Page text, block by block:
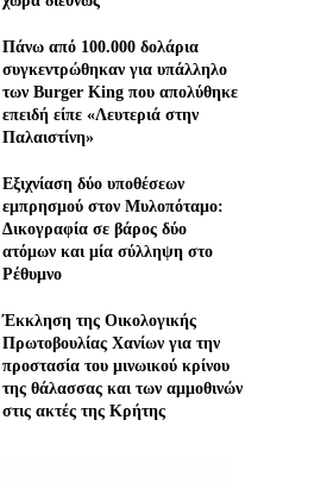
Πάνω από 100.000 δολάρια
συγκεντρώθηκαν για υπάλληλο
των Burger King που απολύθηκε
επειδή είπε «Λευτεριά στην
Παλαιστίνη»
Εξιχνίαση δύο υποθέσεων
εμπρησμού στον Μυλοπόταμο:
Δικογραφία σε βάρος δύο
ατόμων και μία σύλληψη στο
Ρέθυμνο
Έκκληση της Οικολογικής
Πρωτοβουλίας Χανίων για την
προστασία του μινωικού κρίνου
της θάλασσας και των αμμοθινών
στις ακτές της Κρήτης